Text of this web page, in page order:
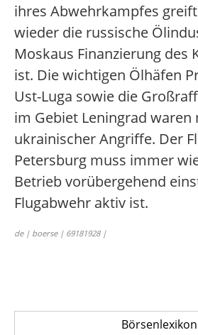
ihres Abwehrkampfes
wieder die russische
Moskaus Finanzierung des
ist. Die wichtigen Ölhäfen
Ust-Luga sowie die
im Gebiet Leningrad waren
ukrainischer Angriffe. Der
Petersburg muss immer
Betrieb vorübergehend
Flugabwehr aktiv ist.
de | boerse | 69181928 |
Börsenlexikon